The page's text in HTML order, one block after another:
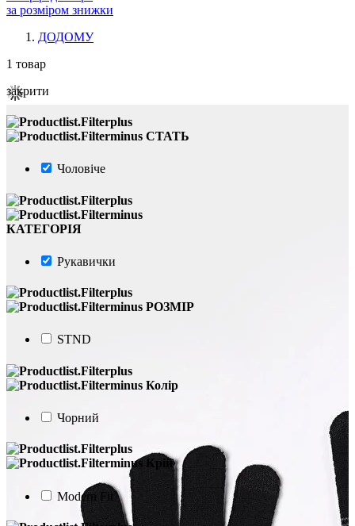
за розміром знижки
ДОДОМУ
1 товар
закрити
СТАТЬ
Чоловіче
КАТЕГОРІЯ
Рукавички
РОЗМІР
STND
Колір
Чорний
Крій
Modern Fit